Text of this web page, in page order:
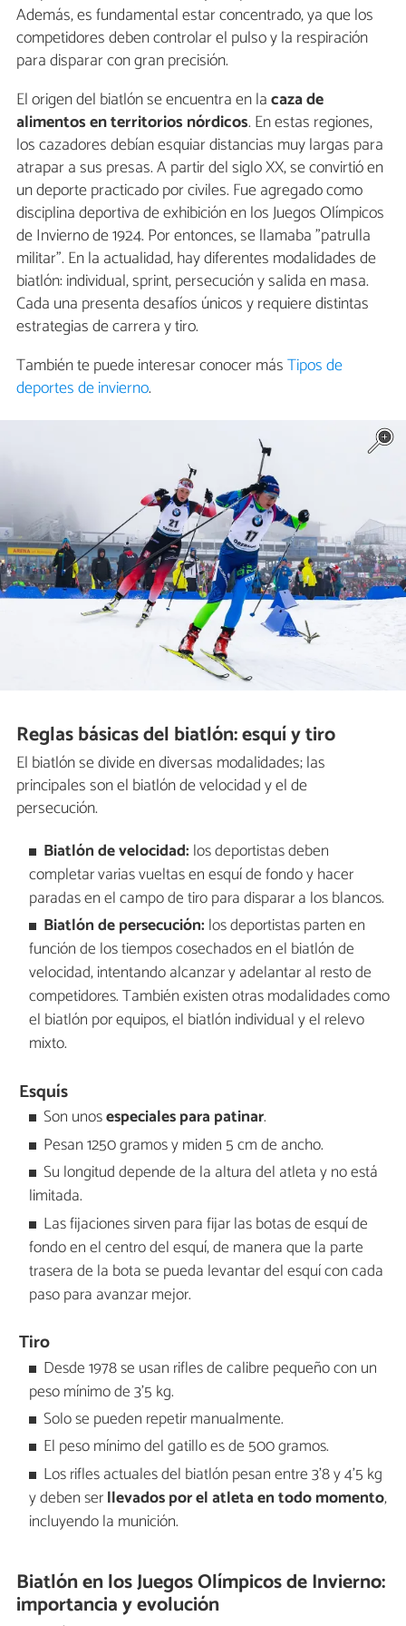
Además, es fundamental estar concentrado, ya que los
competidores deben controlar el pulso y la respiración
para disparar con gran precisión.
El origen del biatlón se encuentra en lacaza de
alimentos en territorios nórdicos. En estas regiones,
los cazadores debían esquiar distancias muy largas para
atrapar a sus presas. A partir del siglo XX, se convirtió en
un deporte practicado por civiles. Fue agregado como
disciplina deportiva de exhibición en los Juegos Olímpicos
de Invierno de 1924. Por entonces, se llamaba "patrulla
militar". En la actualidad, hay diferentes modalidades de
biatlón: individual, sprint, persecución y salida en masa.
Cada una presenta desafíos únicos y requiere distintas
estrategias de carrera y tiro.
También te puede interesar conocer másTipos de
deportes de invierno.
Reglas básicas del biatlón: esquí y tiro
El biatlón se divide en diversas modalidades; las
principales son el biatlón de velocidad y el de
persecución.
Biatlón de velocidad: los deportistas deben
completar varias vueltas en esquí de fondo y hacer
paradas en el campo de tiro para disparar a los blancos.
Biatlón de persecución: los deportistas parten en
función de los tiempos cosechados en el biatlón de
velocidad, intentando alcanzar y adelantar al resto de
competidores. También existen otras modalidades como
el biatlón por equipos, el biatlón individual y el relevo
mixto.
Esquís
Son unosespeciales para patinar.
Pesan 1250 gramos y miden 5 cm de ancho.
Su longitud depende de la altura del atleta y no está
limitada.
Las fijaciones sirven para fijar las botas de esquí de
fondo en el centro del esquí, de manera que la parte
trasera de la bota se pueda levantar del esquí con cada
paso para avanzar mejor.
Tiro
Desde 1978 se usan rifles de calibre pequeño con un
peso mínimo de 3'5 kg.
Solo se pueden repetir manualmente.
El peso mínimo del gatillo es de 500 gramos.
Los rifles actuales del biatlón pesan entre 3'8 y 4'5 kg
y deben serllevados por el atleta en todo momento,
incluyendo la munición.
Biatlón en los Juegos Olímpicos de Invierno:
importancia y evolución